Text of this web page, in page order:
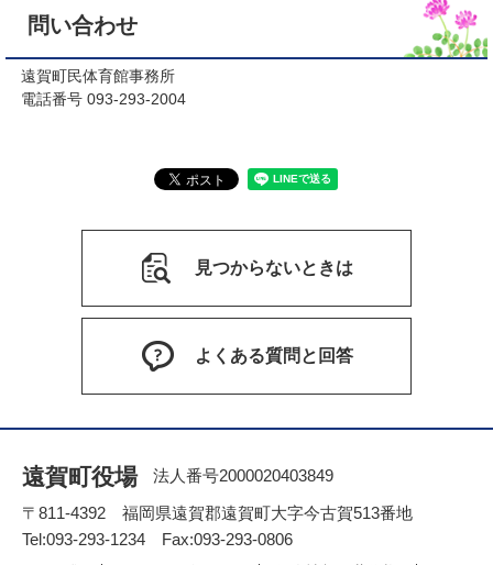
問い合わせ
遠賀町民体育館事務所
電話番号 093-293-2004
見つからないときは
よくある質問と回答
遠賀町役場
法人番号2000020403849
〒811-4392 福岡県遠賀郡遠賀町大字今古賀513番地
Tel:093-293-1234 Fax:093-293-0806